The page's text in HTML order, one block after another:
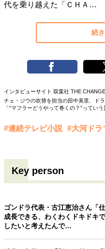
忘れられない言葉
10代
ライフスタイル・生き方
パートナーとの歩み方
病が教えてくれたこと
私を彩るエッセンス
60
社会・カルチャー・マネー
代を乗り越えた「ＣＨＡ…
続
インタビューサイト 双葉社 THE CHANGE
チェ・ジウの吹替を担当の田中美里、ド
「“マフラーどうやって巻くの？”ってい
#連続テレビ小説 #大河ドラ
Key person
ゴンドラ代表・古江恵治さん「
成長できる、わくわくドキドキ
したいと考えたんで…